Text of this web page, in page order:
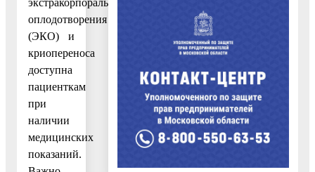
оплодотворения
(ЭКО) и
криопереноса
доступна
пациенткам
при
наличии
медицинских
показаний.